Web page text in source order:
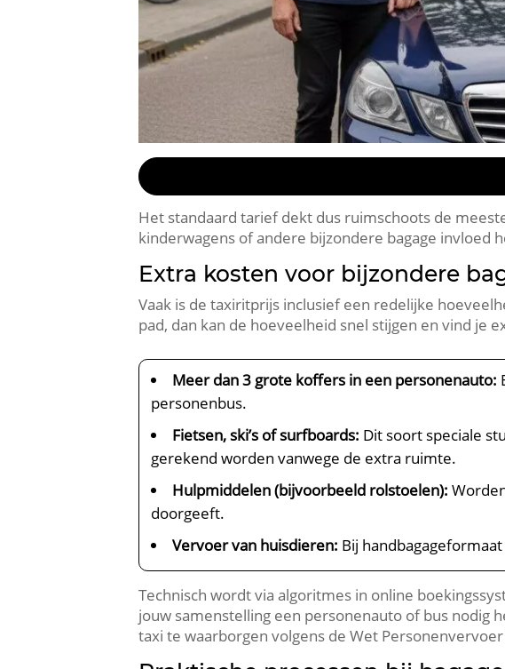
Het standaard tarief dekt dus ruimschoots de
kinderwagens of andere bijzondere bagage invloed
Extra kosten voor bijzondere
Vaak is de taxiritprijs inclusief een redelijke
pad, dan kan de hoeveelheid snel stijgen en vind je
Meer dan 3 grote koffers in een personenauto:
personenbus.
Fietsen, ski’s of surfboards: Dit soort speciale
gerekend worden vanwege de extra ruimte.
Hulpmiddelen (bijvoorbeeld rolstoelen):
doorgeeft.
Vervoer van huisdieren: Bij
Technisch wordt via algoritmes in online
jouw samenstelling een personenauto of bus nodig
taxi te waarborgen volgens de Wet